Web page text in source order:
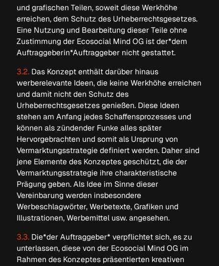
und grafischen Teilen, soweit diese Werkhöhe
erreichen, dem Schutz des Urheberrechtsgesetzes.
Eine Nutzung und Bearbeitung dieser Teile ohne
Zustimmung der Ecosocial Mind OG ist der*dem
Auftraggeberin*Auftraggeber nicht gestattet.
3.2.Das Konzept enthält darüber hinaus
werberelevante Ideen, die keine Werkhöhe erreichen
und damit nicht den Schutz des
Urheberrechtsgesetzes genießen. Diese Ideen
stehen am Anfang jedes Schaffensprozesses und
können als zündender Funke alles später
Hervorgebrachten und somit als Ursprung von
Vermarktungsstrategie definiert werden. Daher sind
jene Elemente des Konzeptes geschützt, die der
Vermarktungsstrategie ihre charakteristische
Prägung geben. Als Idee im Sinne dieser
Vereinbarung werden insbesondere
Werbeschlagwörter, Werbetexte, Grafiken und
Illustrationen, Werbemittel usw. angesehen.
3.3.Die*der Auftraggeber* verpflichtet sich, es zu
unterlassen, diese von der Ecosocial Mind OG im
Rahmen des Konzeptes präsentierten kreativen